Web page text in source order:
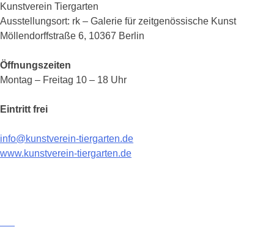
Kunstverein Tiergarten
Ausstellungsort: rk – Galerie für zeitgenössische Kunst
Möllendorffstraße 6, 10367 Berlin
Öffnungszeiten
Montag – Freitag 10 – 18 Uhr
Eintritt frei
info@kunstverein-tiergarten.de
www.kunstverein-tiergarten.de